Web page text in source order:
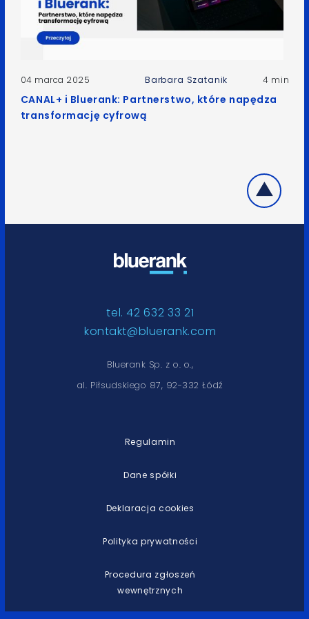
04 marca 2025 Barbara Szatanik 4 min
CANAL+ i Bluerank: Partnerstwo, które napędza
transformację cyfrową
tel. 42 632 33 21
kontakt@bluerank.com
Bluerank Sp. z o. o.,
al. Piłsudskiego 87, 92-332 Łódź
Regulamin
Dane spółki
Deklaracja cookies
Polityka prywatności
Procedura zgłoszeń
wewnętrznych